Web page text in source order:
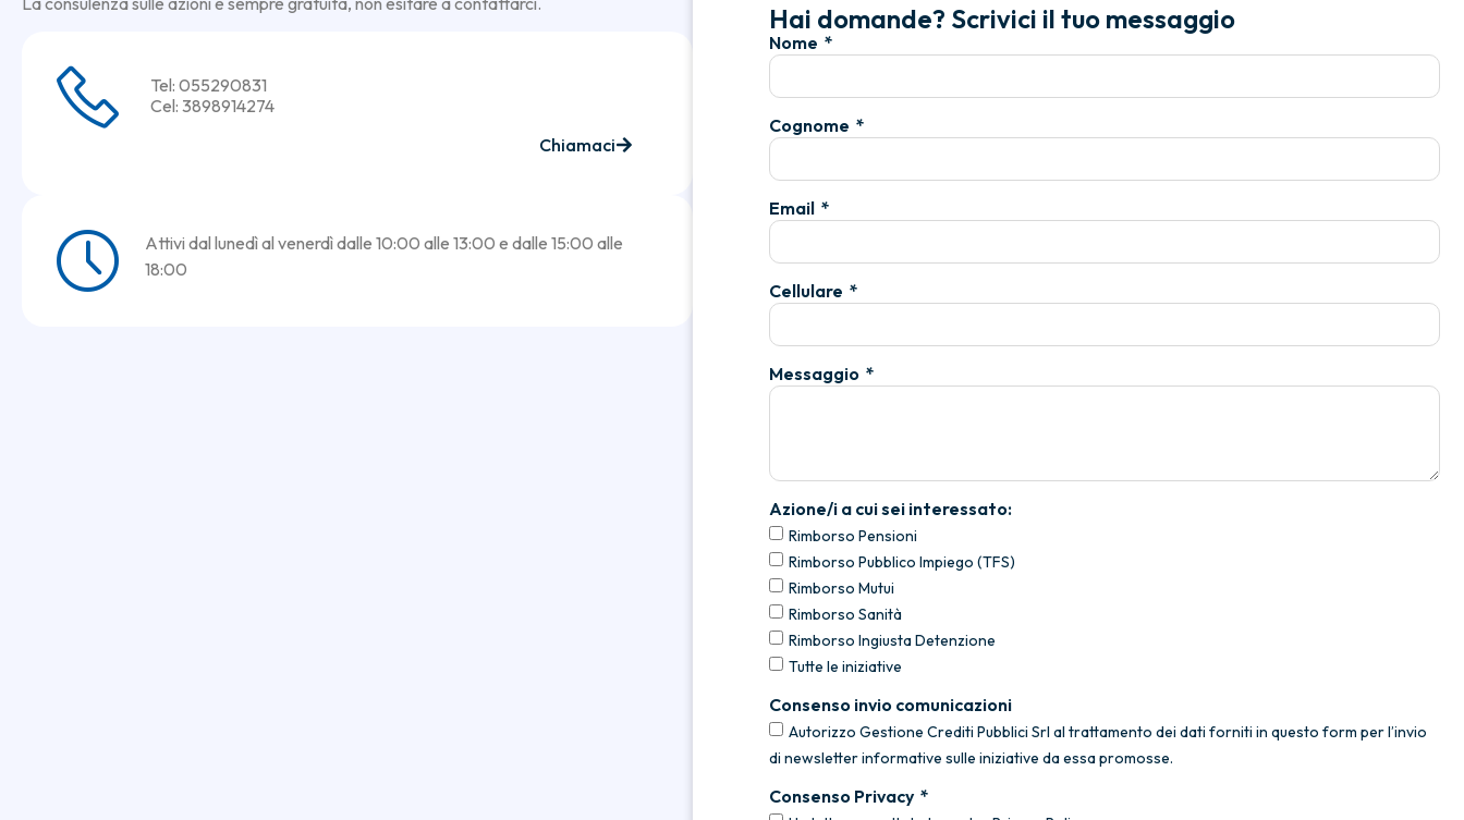
Tel: 055290831
Cel: 3898914274
Chiamaci
Attivi dal lunedì al venerdì dalle 10:00 alle 13:00 e dalle 15:00 alle
18:00
Hai domande? Scrivici il tuo messaggio
Nome
Cognome
Email
Cellulare
Messaggio
Azione/i a cui sei interessato:
Rimborso Pensioni
Rimborso Pubblico Impiego (TFS)
Rimborso Mutui
Rimborso Sanità
Rimborso Ingiusta Detenzione
Tutte le iniziative
Consenso invio comunicazioni
Autorizzo Gestione Crediti Pubblici Srl al trattamento dei dati forniti in questo form per l’invio
di newsletter informative sulle iniziative da essa promosse.
Consenso Privacy